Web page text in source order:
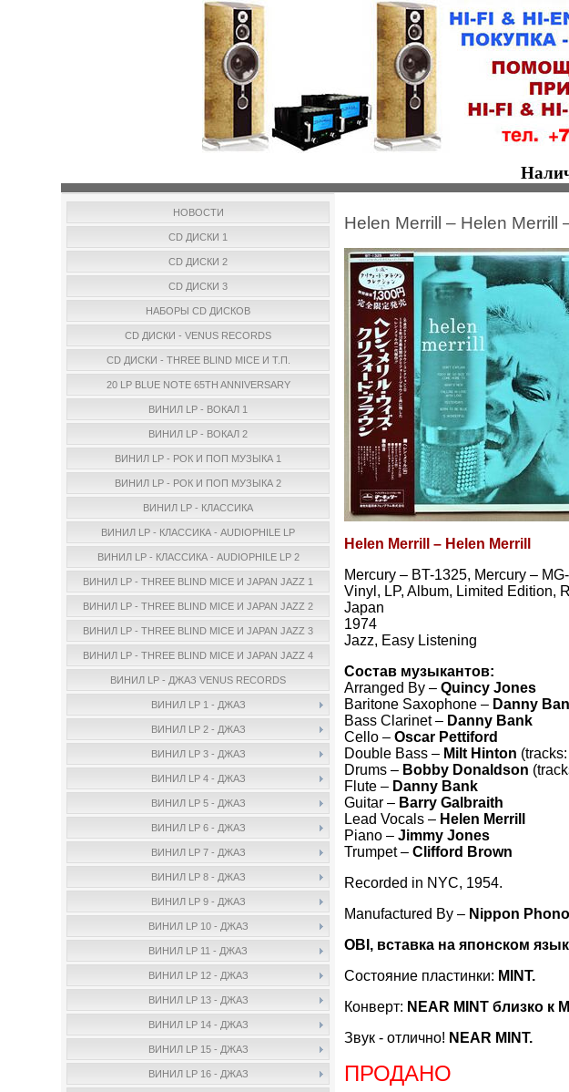
НОВОСТИ
CD ДИСКИ 1
CD ДИСКИ 2
CD ДИСКИ 3
НАБОРЫ CD ДИСКОВ
CD ДИСКИ - VENUS RECORDS
CD ДИСКИ - THREE BLIND MICE И Т.П.
20 LP BLUE NOTE 65TH ANNIVERSARY
ВИНИЛ LP - ВОКАЛ 1
ВИНИЛ LP - ВОКАЛ 2
ВИНИЛ LP - РОК И ПОП МУЗЫКА 1
ВИНИЛ LP - РОК И ПОП МУЗЫКА 2
ВИНИЛ LP - КЛАССИКА
ВИНИЛ LP - КЛАССИКА - AUDIOPHILE LP
ВИНИЛ LP - КЛАССИКА - AUDIOPHILE LP 2
ВИНИЛ LP - THREE BLIND MICE И JAPAN JAZZ 1
ВИНИЛ LP - THREE BLIND MICE И JAPAN JAZZ 2
ВИНИЛ LP - THREE BLIND MICE И JAPAN JAZZ 3
ВИНИЛ LP - THREE BLIND MICE И JAPAN JAZZ 4
ВИНИЛ LP - ДЖАЗ VENUS RECORDS
ВИНИЛ LP 1 - ДЖАЗ
ВИНИЛ LP 2 - ДЖАЗ
ВИНИЛ LP 3 - ДЖАЗ
ВИНИЛ LP 4 - ДЖАЗ
ВИНИЛ LP 5 - ДЖАЗ
ВИНИЛ LP 6 - ДЖАЗ
ВИНИЛ LP 7 - ДЖАЗ
ВИНИЛ LP 8 - ДЖАЗ
ВИНИЛ LP 9 - ДЖАЗ
ВИНИЛ LP 10 - ДЖАЗ
ВИНИЛ LP 11 - ДЖАЗ
ВИНИЛ LP 12 - ДЖАЗ
ВИНИЛ LP 13 - ДЖАЗ
ВИНИЛ LP 14 - ДЖАЗ
ВИНИЛ LP 15 - ДЖАЗ
ВИНИЛ LP 16 - ДЖАЗ
Helen Merrill ‎– Helen
Helen Merrill ‎– Helen Merrill
Mercury – BT-1325, Mercury –
Vinyl, LP, Album, Limited Edition,
Japan
1974
Jazz, Easy Listening
Состав музыкантов:
Arranged By –Quincy Jones
Baritone Saxophone – Danny
Bass Clarinet – Danny Bank
Cello –Oscar Pettiford
Double Bass – Milt Hinton
Drums – Bobby Donaldson
Flute – Danny Bank
Guitar – Barry Galbraith
Lead Vocals – Helen Merrill
Piano – Jimmy Jones
Trumpet –Clifford Brown
Recorded in NYC, 1954.
Manufactured By – Nippon
OBI, вставка на японском
Состояние пластинки: MINT.
Конверт: NEAR MINT близко к
Звук - отлично! NEAR MINT.
ПРОДАНО